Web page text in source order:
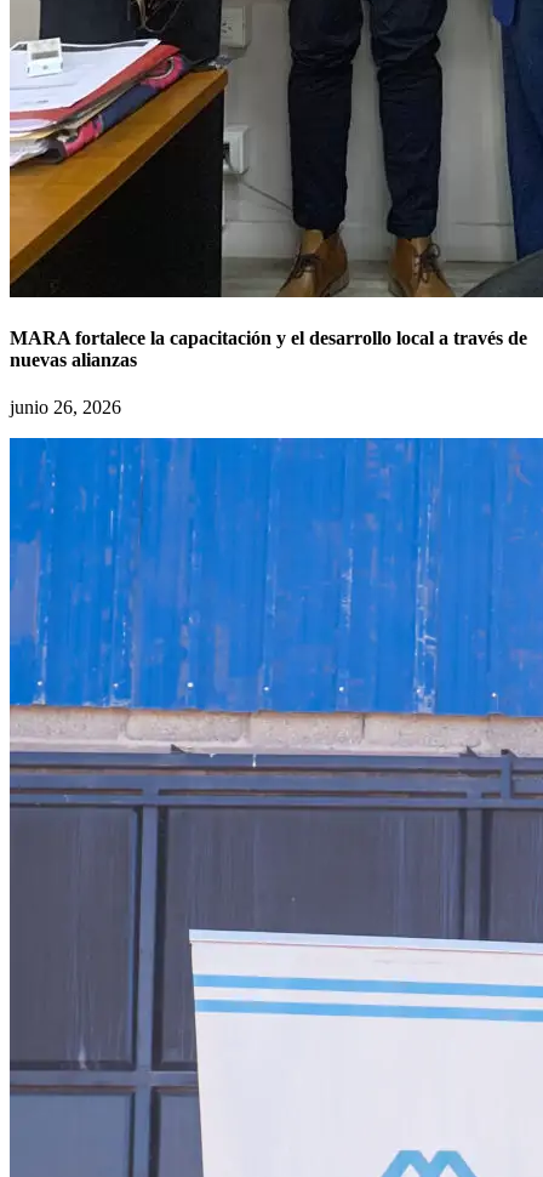
MARA fortalece la capacitación y el desarrollo local a través de
nuevas alianzas
junio 26, 2026